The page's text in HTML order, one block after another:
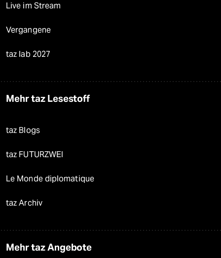
Live im Stream
Vergangene
taz lab 2027
Mehr taz Lesestoff
taz Blogs
taz FUTURZWEI
Le Monde diplomatique
taz Archiv
Mehr taz Angebote